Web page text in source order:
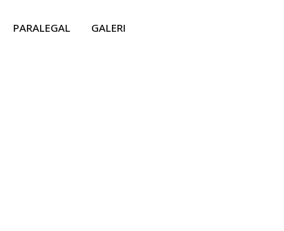
PARALEGAL GALERI